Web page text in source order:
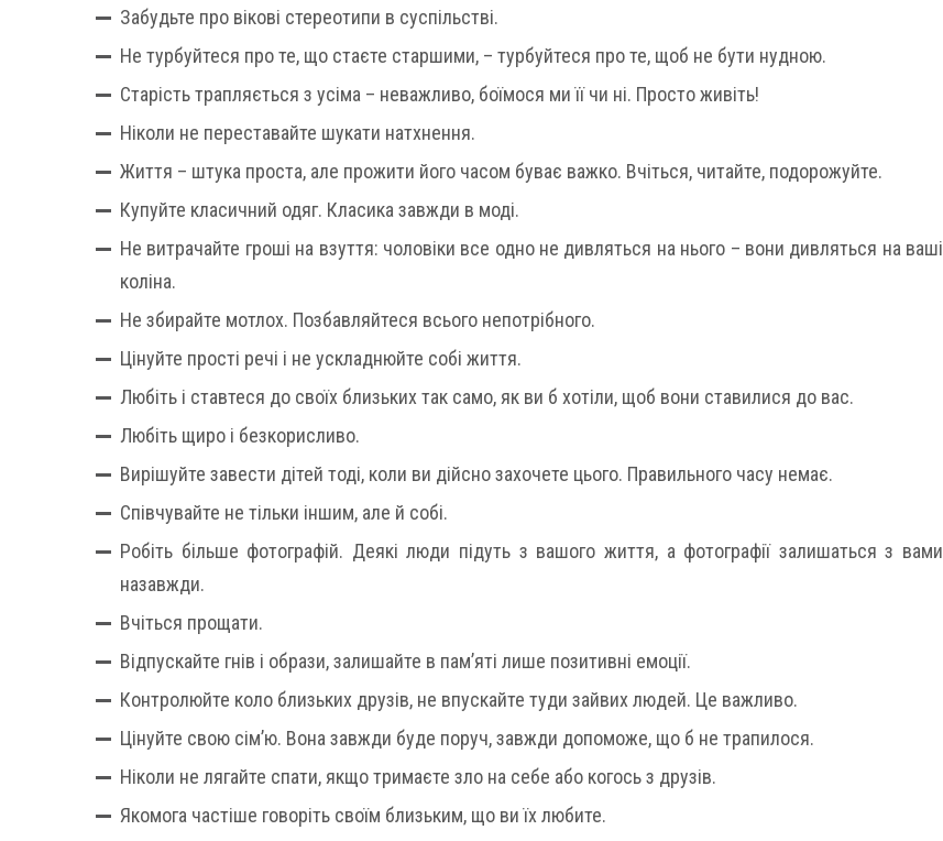
Забудьте про вікові стереотипи в суспільстві.
Не турбуйтеся про те, що стаєте старшими, – турбуйтеся про те, щоб не бути нудною.
Старість трапляється з усіма – неважливо, боїмося ми її чи ні. Просто живіть!
Ніколи не переставайте шукати натхнення.
Життя – штука проста, але прожити його часом буває важко. Вчіться, читайте, подорожуйте.
Купуйте класичний одяг. Класика завжди в моді.
Не витрачайте гроші на взуття: чоловіки все одно не дивляться на нього – вони дивляться на ваші
коліна.
Не збирайте мотлох. Позбавляйтеся всього непотрібного.
Цінуйте прості речі і не ускладнюйте собі життя.
Любіть і ставтеся до своїх близьких так само, як ви б хотіли, щоб вони ставилися до вас.
Любіть щиро і безкорисливо.
Вирішуйте завести дітей тоді, коли ви дійсно захочете цього. Правильного часу немає.
Співчувайте не тільки іншим, але й собі.
Робіть більше фотографій. Деякі люди підуть з вашого життя, а фотографії залишаться з вами
назавжди.
Вчіться прощати.
Відпускайте гнів і образи, залишайте в пам’яті лише позитивні емоції.
Контролюйте коло близьких друзів, не впускайте туди зайвих людей. Це важливо.
Цінуйте свою сім’ю. Вона завжди буде поруч, завжди допоможе, що б не трапилося.
Ніколи не лягайте спати, якщо тримаєте зло на себе або когось з друзів.
Якомога частіше говоріть своїм близьким, що ви їх любите.